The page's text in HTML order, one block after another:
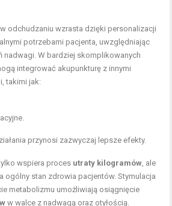
odchudzaniu wzrasta dzięki personalizacji
potrzebami pacjenta, uwzględniając
nadwagi. W bardziej skomplikowanych
integrować akupunkturę z innymi
takimi jak:
przynosi zazwyczaj lepsze efekty.
wspiera proces utraty kilogramów , ale
ogólny stan zdrowia pacjentów. Stymulacja
metabolizmu umożliwiają osiągnięcie
w walce z nadwagą oraz otyłością.